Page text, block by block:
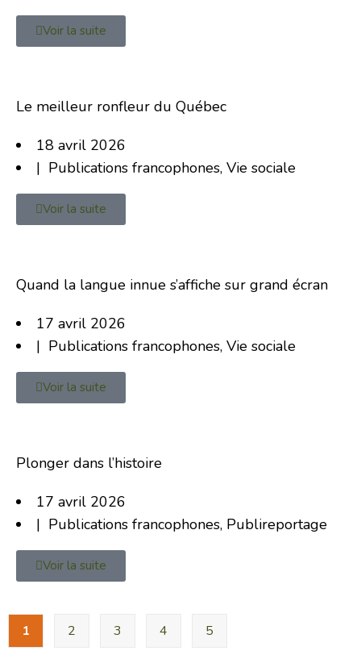
Voir la suite
Le meilleur ronfleur du Québec
18 avril 2026
| Publications francophones, Vie sociale
Voir la suite
Quand la langue innue s’affiche sur grand écran
17 avril 2026
| Publications francophones, Vie sociale
Voir la suite
Plonger dans l’histoire
17 avril 2026
| Publications francophones, Publireportage
Voir la suite
1 2 3 4 5